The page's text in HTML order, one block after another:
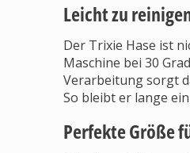
Leicht zu
Der Trixie Hase ist
Maschine bei 30
Verarbeitung sorgt
So bleibt er lange
Perfekte Größe